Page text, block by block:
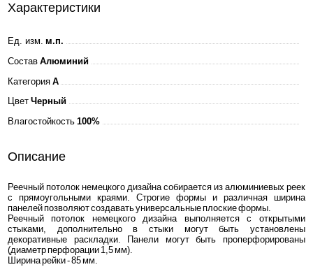
Характеристики
Ед. изм. м.п.
Состав Алюминий
Категория A
Цвет Черный
Влагостойкость 100%
Описание
Реечный потолок немецкого дизайна собирается из алюминиевых реек
с прямоугольными краями. Строгие формы и различная ширина
панелей позволяют создавать универсальные плоские формы.
Реечный потолок немецкого дизайна выполняется с открытыми
стыками, дополнительно в стыки могут быть установлены
декоративные раскладки. Панели могут быть проперфорированы
(диаметр перфорации 1,5 мм).
Ширина рейки - 85 мм.